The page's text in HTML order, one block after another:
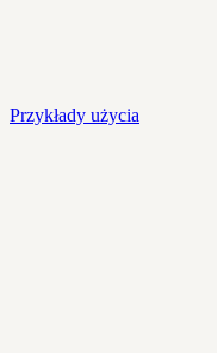
Przykłady użycia